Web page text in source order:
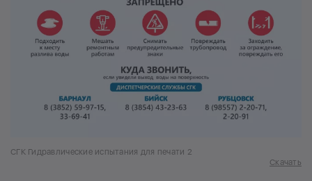
СГК Гидравлические испытания для печати 2
Скачать